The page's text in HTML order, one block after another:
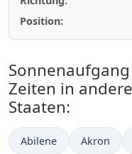
Position:
Zeiten in
Staaten:
Abilene Akron